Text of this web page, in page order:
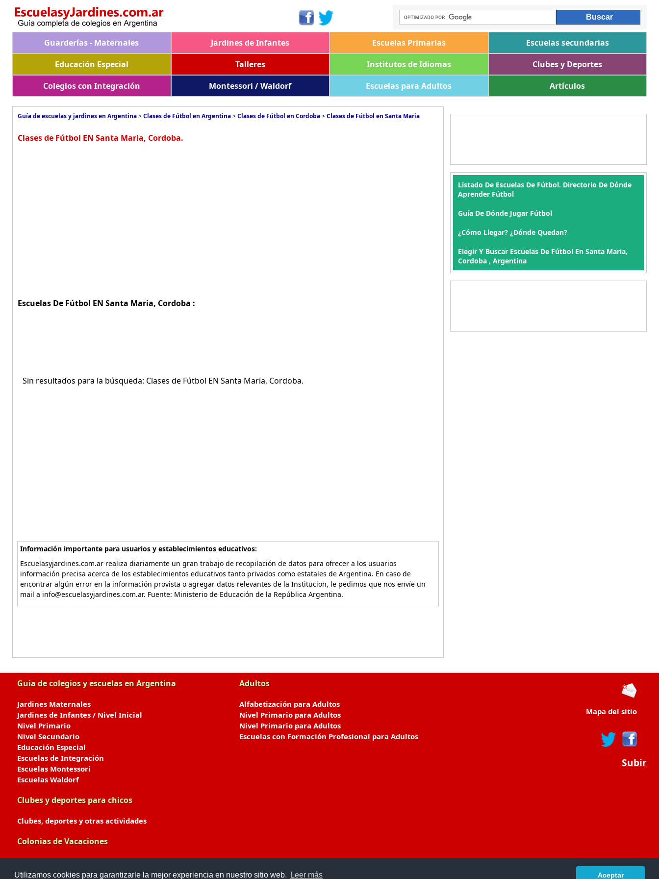
Utilizamos cookies para garantizarle la mejor experiencia en nuestro sitio web. Leer más Aceptar
Guarderías - Maternales Jardines de Infantes Escuelas Primarias
Escuelas secundarias
Educación Especial
Talleres Institutos de Idiomas
Clubes y Deportes
Colegios con Integración
Montessori / Waldorf Escuelas para Adultos Artículos
Guía de escuelas y jardines en Argentina>Clases de Fútbol en Argentina>Clases de Fútbol en Cordoba>Clases de Fútbol en Santa Maria
Clases de Fútbol EN Santa Maria, Cordoba.
Escuelas De Fútbol EN Santa Maria, Cordoba :
Sin resultados para la búsqueda: Clases de Fútbol EN Santa Maria, Cordoba.
Información importante para usuarios y establecimientos educativos:
Escuelasyjardines.com.ar realiza diariamente un gran trabajo de recopilación de datos para ofrecer a los usuarios
información precisa acerca de los establecimientos educativos tanto privados como estatales de Argentina. En caso de
encontrar algún error en la información provista o agregar datos relevantes de la Institucion, le pedimos que nos envíe un
mail a info@escuelasyjardines.com.ar. Fuente: Ministerio de Educación de la República Argentina.
Listado De Escuelas De Fútbol. Directorio De Dónde
Aprender Fútbol
Guía De Dónde Jugar Fútbol
¿Cómo Llegar? ¿Dónde Quedan?
Elegir Y Buscar Escuelas De Fútbol En Santa Maria,
Cordoba , Argentina
Guia de colegios y escuelas en Argentina
Jardines Maternales
Jardines de Infantes / Nivel Inicial
Nivel Primario
Nivel Secundario
Educación Especial
Escuelas de Integración
Escuelas Montessori
Escuelas Waldorf
Clubes y deportes para chicos
Clubes, deportes y otras actividades
Colonias de Vacaciones
Adultos
Alfabetización para Adultos
Nivel Primario para Adultos
Nivel Primario para Adultos
Escuelas con Formación Profesional para Adultos
Mapa del sitio
Subir